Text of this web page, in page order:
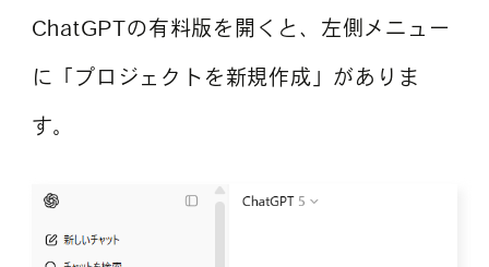
ChatGPTの有料版を開くと、左側メニュー
に「プロジェクトを新規作成」がありま
す。